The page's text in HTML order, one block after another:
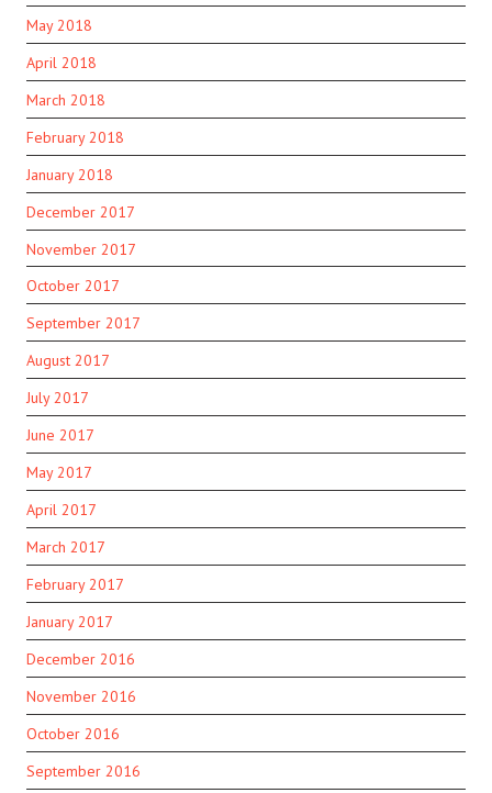
May 2018
April 2018
March 2018
February 2018
January 2018
December 2017
November 2017
October 2017
September 2017
August 2017
July 2017
June 2017
May 2017
April 2017
March 2017
February 2017
January 2017
December 2016
November 2016
October 2016
September 2016